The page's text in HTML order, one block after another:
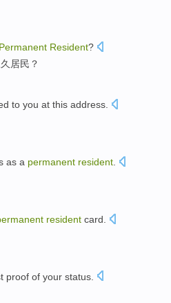
Permanent Resident?
居民 ？
to you at this address
as a permanent resident
resident card
proof of your status.